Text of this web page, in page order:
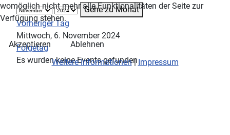
Gehe zu Monat
Vorheriger Tag
Mittwoch, 6. November 2024
Folgetag
Es wurden keine Events gefunden
womöglich nicht mehr alle Funktionalitäten der Seite zur
Verfügung stehen.
Akzeptieren
Ablehnen
Weitere Informationen|Impressum